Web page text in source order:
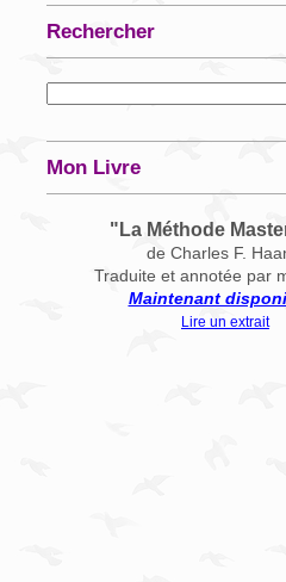
Rechercher
Mon Livre
"La Méthode
de Charles F.
Traduite et annotée par
Maintenant
Lire un extrait